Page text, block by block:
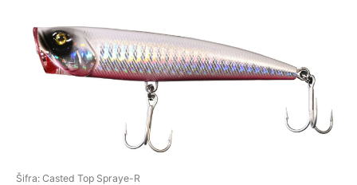
Šifra: Casted Top Spraye-R